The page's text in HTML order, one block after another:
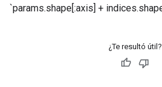
`params.shape[:axis] +
¿Te resultó útil?